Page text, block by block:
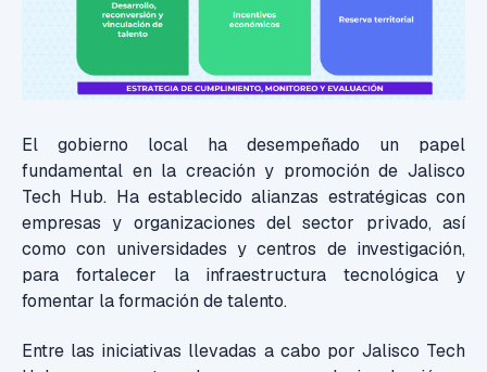
El gobierno local ha desempeñado un papel
fundamental en la creación y promoción de Jalisco
Tech Hub. Ha establecido alianzas estratégicas con
empresas y organizaciones del sector privado, así
como con universidades y centros de investigación,
para fortalecer la infraestructura tecnológica y
fomentar la formación de talento.
Entre las iniciativas llevadas a cabo por Jalisco Tech